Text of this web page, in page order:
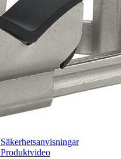
Säkerhetsanvisningar
Produktvideo